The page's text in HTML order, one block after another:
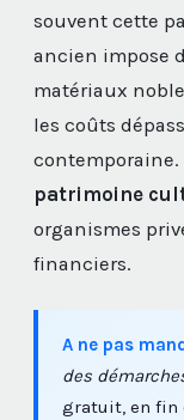
souvent cette
ancien impose
matériaux
les coûts
contemporaine.
patrimoine
organismes
financiers.
A ne pas
des
gratuit, en fin